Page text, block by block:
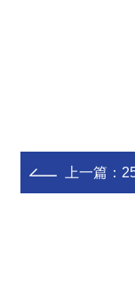
上一篇：